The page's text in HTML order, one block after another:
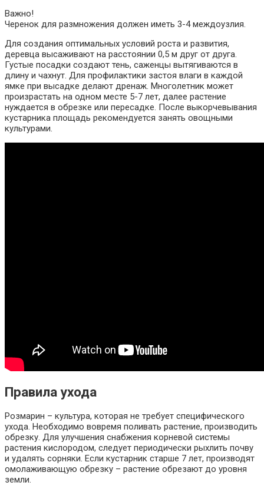
Важно!
Черенок для размножения должен иметь 3-4 междоузлия.
Для создания оптимальных условий роста и развития,
деревца высаживают на расстоянии 0,5 м друг от друга.
Густые посадки создают тень, саженцы вытягиваются в
длину и чахнут. Для профилактики застоя влаги в каждой
ямке при высадке делают дренаж. Многолетник может
произрастать на одном месте 5-7 лет, далее растение
нуждается в обрезке или пересадке. После выкорчевывания
кустарника площадь рекомендуется занять овощными
культурами.
Правила ухода
Розмарин – культура, которая не требует специфического
ухода. Необходимо вовремя поливать растение, производить
обрезку. Для улучшения снабжения корневой системы
растения кислородом, следует периодически рыхлить почву
и удалять сорняки. Если кустарник старше 7 лет, производят
омолаживающую обрезку – растение обрезают до уровня
земли.